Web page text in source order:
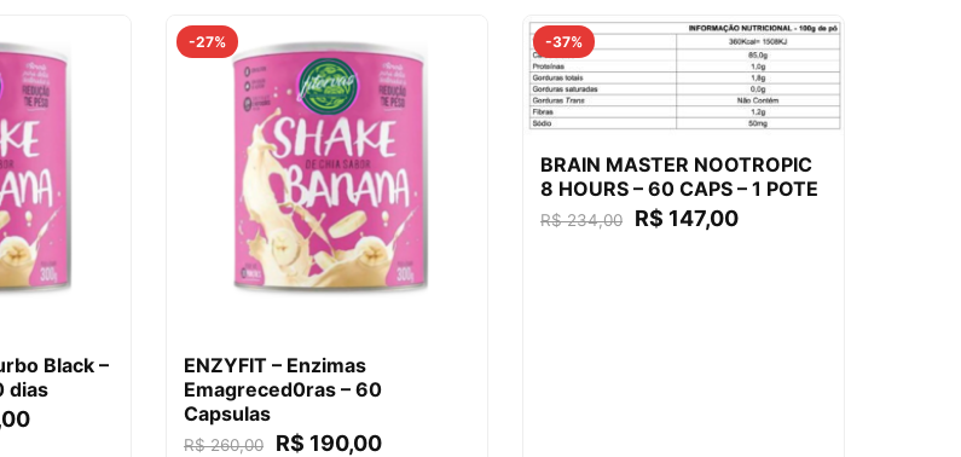
Black –
dias
-27%
ENZYFIT – Enzimas
Emagreced0ras – 60
Capsulas
R$260,00 R$ 190,00
-37%
BRAIN MASTER NOOTROPIC
8 HOURS – 60 CAPS – 1 POTE
R$234,00 R$ 147,00